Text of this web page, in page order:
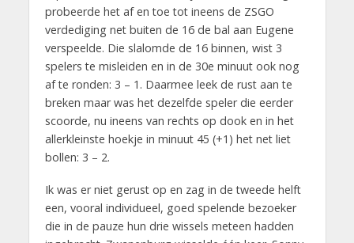
probeerde het af en toe tot ineens de ZSGO
verdediging net buiten de 16 de bal aan Eugene
verspeelde. Die slalomde de 16 binnen, wist 3
spelers te misleiden en in de 30e minuut ook nog
af te ronden: 3 – 1. Daarmee leek de rust aan te
breken maar was het dezelfde speler die eerder
scoorde, nu ineens van rechts op dook en in het
allerkleinste hoekje in minuut 45 (+1) het net liet
bollen: 3 – 2.
Ik was er niet gerust op en zag in de tweede helft
een, vooral individueel, goed spelende bezoeker
die in de pauze hun drie wissels meteen hadden